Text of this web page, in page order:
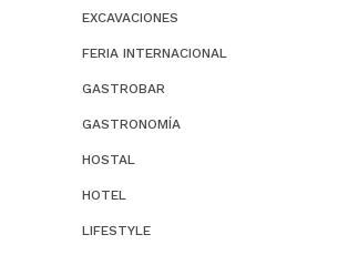
EXCAVACIONES
FERIA INTERNACIONAL
GASTROBAR
GASTRONOMÍA
HOSTAL
HOTEL
LIFESTYLE